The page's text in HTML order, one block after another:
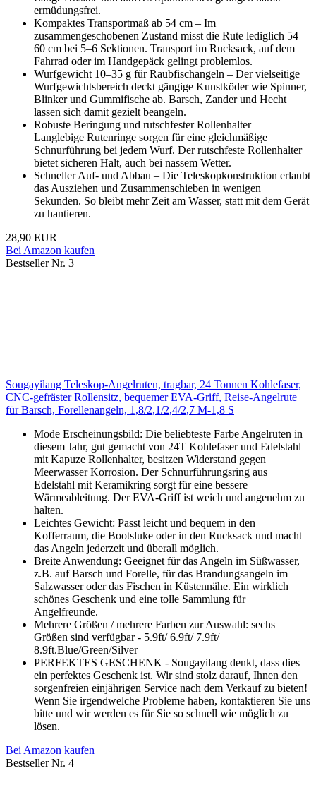
ermüdungsfrei.
Kompaktes Transportmaß ab 54 cm – Im
zusammengeschobenen Zustand misst die Rute lediglich 54–
60 cm bei 5–6 Sektionen. Transport im Rucksack, auf dem
Fahrrad oder im Handgepäck gelingt problemlos.
Wurfgewicht 10–35 g für Raubfischangeln – Der vielseitige
Wurfgewichtsbereich deckt gängige Kunstköder wie Spinner,
Blinker und Gummifische ab. Barsch, Zander und Hecht
lassen sich damit gezielt beangeln.
Robuste Beringung und rutschfester Rollenhalter –
Langlebige Rutenringe sorgen für eine gleichmäßige
Schnurführung bei jedem Wurf. Der rutschfeste Rollenhalter
bietet sicheren Halt, auch bei nassem Wetter.
Schneller Auf- und Abbau – Die Teleskopkonstruktion erlaubt
das Ausziehen und Zusammenschieben in wenigen
Sekunden. So bleibt mehr Zeit am Wasser, statt mit dem Gerät
zu hantieren.
28,90 EUR
Bei Amazon kaufen
Bestseller Nr. 3
Sougayilang Teleskop-Angelruten, tragbar, 24 Tonnen Kohlefaser,
CNC-gefräster Rollensitz, bequemer EVA-Griff, Reise-Angelrute
für Barsch, Forellenangeln, 1,8/2,1/2,4/2,7 M-1,8 S
Mode Erscheinungsbild: Die beliebteste Farbe Angelruten in
diesem Jahr, gut gemacht von 24T Kohlefaser und Edelstahl
mit Kapuze Rollenhalter, besitzen Widerstand gegen
Meerwasser Korrosion. Der Schnurführungsring aus
Edelstahl mit Keramikring sorgt für eine bessere
Wärmeableitung. Der EVA-Griff ist weich und angenehm zu
halten.
Leichtes Gewicht: Passt leicht und bequem in den
Kofferraum, die Bootsluke oder in den Rucksack und macht
das Angeln jederzeit und überall möglich.
Breite Anwendung: Geeignet für das Angeln im Süßwasser,
z.B. auf Barsch und Forelle, für das Brandungsangeln im
Salzwasser oder das Fischen in Küstennähe. Ein wirklich
schönes Geschenk und eine tolle Sammlung für
Angelfreunde.
Mehrere Größen / mehrere Farben zur Auswahl: sechs
Größen sind verfügbar - 5.9ft/ 6.9ft/ 7.9ft/
8.9ft.Blue/Green/Silver
PERFEKTES GESCHENK - Sougayilang denkt, dass dies
ein perfektes Geschenk ist. Wir sind stolz darauf, Ihnen den
sorgenfreien einjährigen Service nach dem Verkauf zu bieten!
Wenn Sie irgendwelche Probleme haben, kontaktieren Sie uns
bitte und wir werden es für Sie so schnell wie möglich zu
lösen.
Bei Amazon kaufen
Bestseller Nr. 4